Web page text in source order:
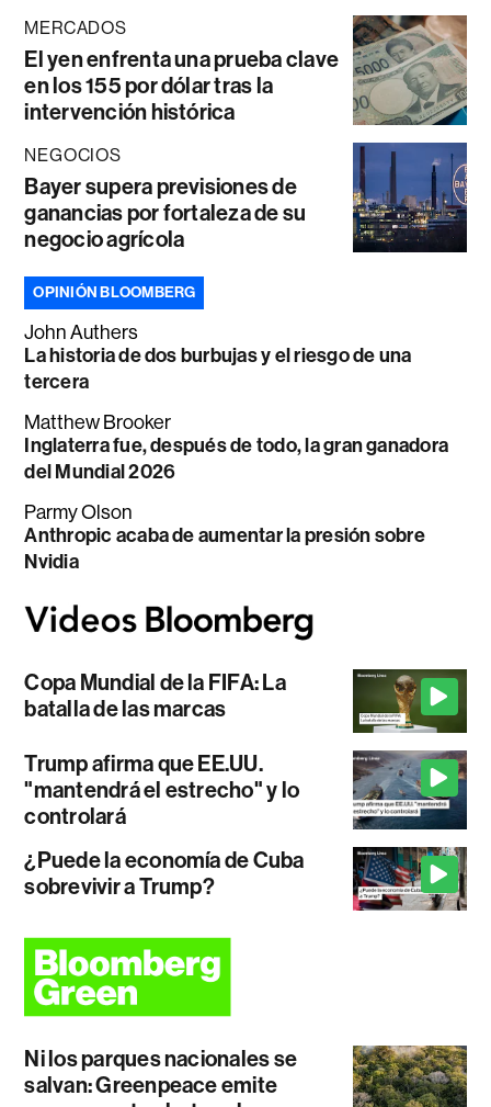
MERCADOS
El yen enfrenta una prueba clave
en los 155 por dólar tras la
intervención histórica
NEGOCIOS
Bayer supera previsiones de
ganancias por fortaleza de su
negocio agrícola
OPINIÓN BLOOMBERG
John Authers
La historia de dos burbujas y el riesgo de una
tercera
Matthew Brooker
Inglaterra fue, después de todo, la gran ganadora
del Mundial 2026
Parmy Olson
Anthropic acaba de aumentar la presión sobre
Nvidia
Copa Mundial de la FIFA: La
batalla de las marcas
Trump afirma que EE.UU.
"mantendrá el estrecho" y lo
controlará
¿Puede la economía de Cuba
sobrevivir a Trump?
Ni los parques nacionales se
salvan: Greenpeace emite